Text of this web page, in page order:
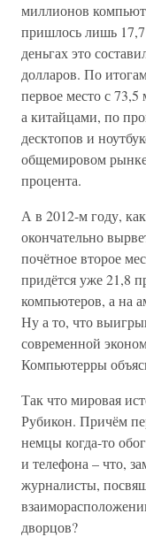
миллионов
пришлось лишь
деньгах это
долларов. По
первое место с
а китайцами, по
десктопов и
общемировом рынке
процента.
А в 2012-м году,
окончательно
почётное второе
придётся уже 21,8
компьютеров, а на
Ну а то, что
современной
Компьютерры
Так что мировая
Рубикон. Причём
немцы когда-то
и телефона – что,
журналисты,
дворцов?